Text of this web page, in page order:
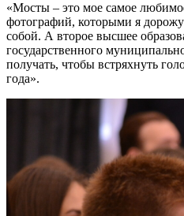
«Мосты – это мое самое
фотографий, которыми я
собой. А второе высшее
государственного
получать, чтобы встряхнуть
года».